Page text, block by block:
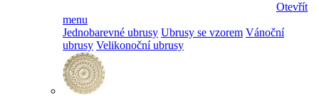
Otevřít
menu
Jednobarevné ubrusy Ubrusy se vzorem Vánoční
ubrusy Velikonoční ubrusy